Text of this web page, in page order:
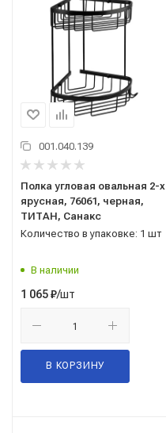
001.040.139
Полка угловая овальная 2-х
ярусная, 76061, черная,
ТИТАН, Санакс
Количество в упаковке: 1 шт
В наличии
1 065₽/шт
В КОРЗИНУ